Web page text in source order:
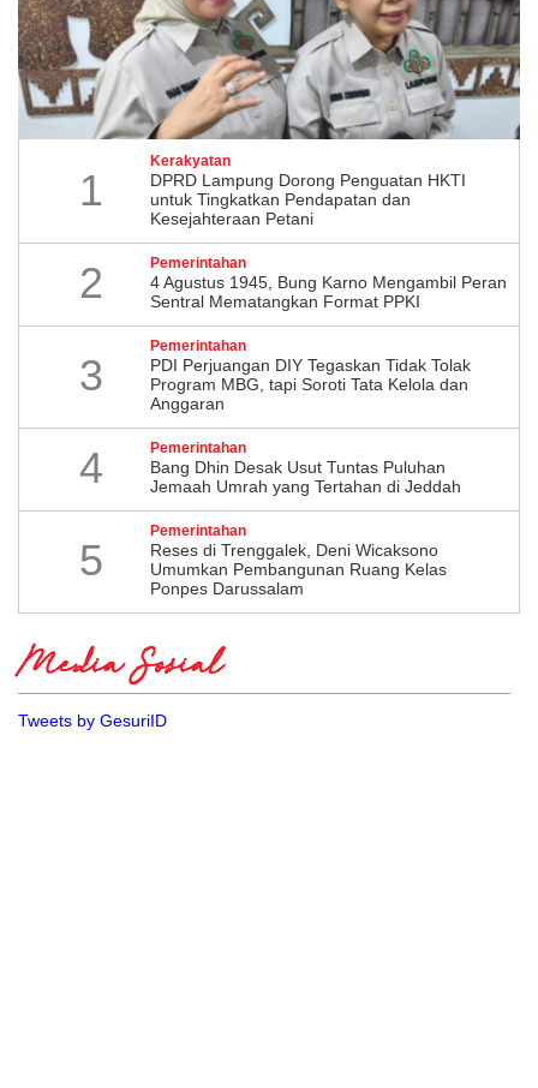
1
Kerakyatan
DPRD Lampung Dorong Penguatan HKTI
untuk Tingkatkan Pendapatan dan
Kesejahteraan Petani
2 Pemerintahan
4 Agustus 1945, Bung Karno Mengambil Peran
Sentral Mematangkan Format PPKI
3
Pemerintahan
PDI Perjuangan DIY Tegaskan Tidak Tolak
Program MBG, tapi Soroti Tata Kelola dan
Anggaran
4 Pemerintahan
Bang Dhin Desak Usut Tuntas Puluhan
Jemaah Umrah yang Tertahan di Jeddah
5
Pemerintahan
​Reses di Trenggalek, Deni Wicaksono
Umumkan Pembangunan Ruang Kelas
Ponpes Darussalam
Media Sosial
Tweets by GesuriID